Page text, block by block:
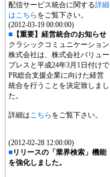
配信サービス統合に関する詳細
はこちら をご覧下さい。
(2012-03-19 00:00:00)
■ 【重要】経営統合のお知らせ
クラシックコミュニケーション
株式会社は、株式会社バリュー
プレスと平成24年3月1日付けで
PR総合支援企業に向けた経営
統合を行うことを決定致しまし
た。
詳細はこちら をご覧下さい。
(2012-02-28 12:00:00)
■リリースの「業界検索」機能
を強化しました。